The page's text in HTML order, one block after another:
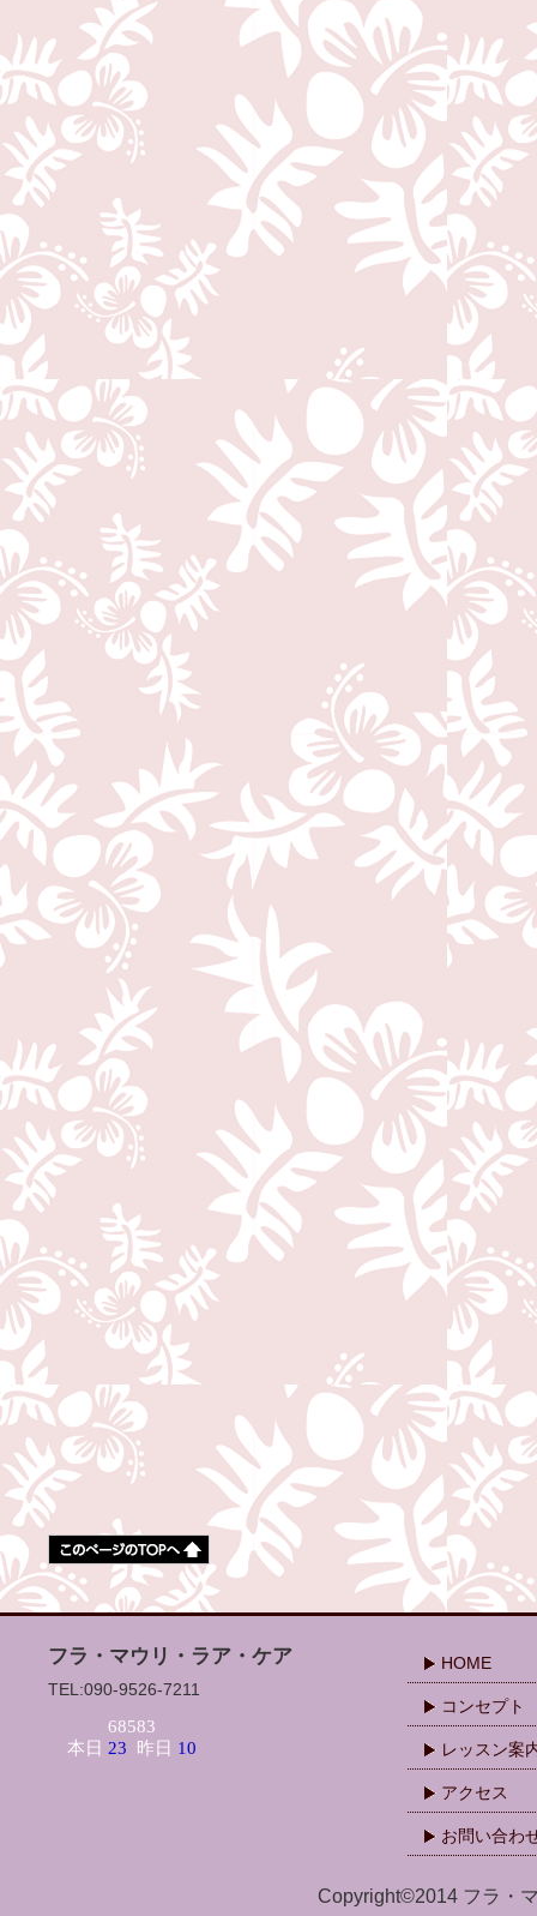
フラ・マウリ・ラア・ケア
TEL:090-9526-7211
HOME
コンセプト
レッスン案
アクセス
お問い合わ
Copyright©2014 フラ・